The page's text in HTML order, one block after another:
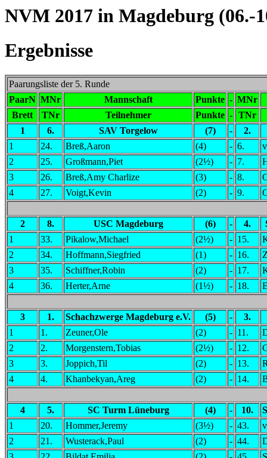
NVM 2017 in Magdeburg (06.-
Ergebnisse
Paarungsliste der 5. Runde
PaarN MNr Mannschaft Punkte - MNr
Brett
TNr Teilnehmer Punkte - TNr
1
6. SAV Torgelow (7) -
2.
1
24. Breß,Aaron (4) - 6.
2
25. Großmann,Piet (2½) - 7.
3
26. Breß,Amy Charlize (3) - 8.
4
27. Voigt,Kevin (2) - 9.
2 8. USC Magdeburg (6) - 4.
1
33. Pikalow,Michael (2½) - 15.
2
34. Hoffmann,Siegfried (1) - 16.
3
35. Schiffner,Robin (2) - 17.
4
36. Herter,Arne (1½) - 18.
3 1. Schachzwerge Magdeburg e.V. (5) -
3.
1
1. Zeuner,Ole (2) - 11.
2
2. Morgenstern,Tobias (2½) - 12.
3
3. Joppich,Til (2) - 13.
4
4. Khanbekyan,Areg (2) - 14.
4 5. SC Turm Lüneburg (4) - 10.
1
20. Hommer,Jeremy (3½) - 43.
2
21. Wusterack,Paul (2) - 44.